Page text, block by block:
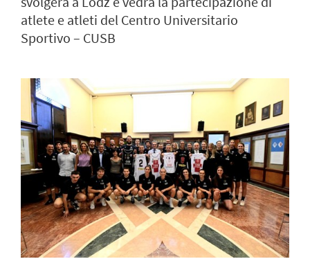
atlete e atleti del Centro Universitario
Sportivo – CUSB